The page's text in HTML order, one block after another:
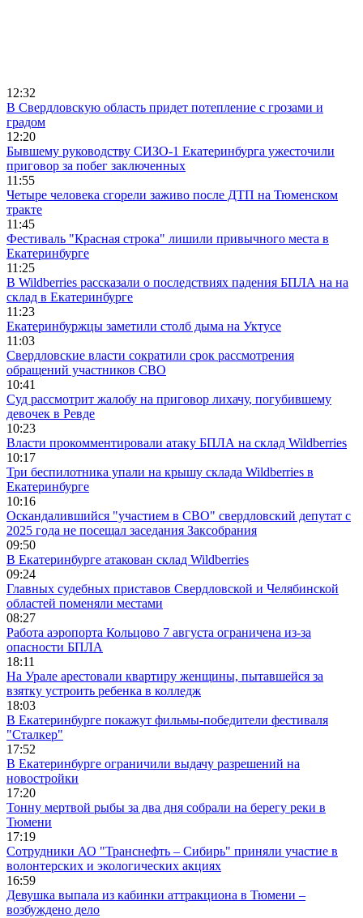
12:32
В Свердловскую область придет потепление с грозами и
градом
12:20
Бывшему руководству СИЗО-1 Екатеринбурга ужесточили
приговор за побег заключенных
11:55
Четыре человека сгорели заживо после ДТП на Тюменском
тракте
11:45
Фестиваль "Красная строка" лишили привычного места в
Екатеринбурге
11:25
В Wildberries рассказали о последствиях падения БПЛА на на
склад в Екатеринбурге
11:23
Екатеринбуржцы заметили столб дыма на Уктусе
11:03
Свердловские власти сократили срок рассмотрения
обращений участников СВО
10:41
Суд рассмотрит жалобу на приговор лихачу, погубившему
девочек в Ревде
10:23
Власти прокомментировали атаку БПЛА на склад Wildberries
10:17
Три беспилотника упали на крышу склада Wildberries в
Екатеринбурге
10:16
Оскандалившийся "участием в СВО" свердловский депутат с
2025 года не посещал заседания Заксобрания
09:50
В Екатеринбурге атакован склад Wildberries
09:24
Главных судебных приставов Свердловской и Челябинской
областей поменяли местами
08:27
Работа аэропорта Кольцово 7 августа ограничена из-за
опасности БПЛА
18:11
На Урале арестовали квартиру женщины, пытавшейся за
взятку устроить ребенка в колледж
18:03
В Екатеринбурге покажут фильмы-победители фестиваля
"Сталкер"
17:52
В Екатеринбурге ограничили выдачу разрешений на
новостройки
17:20
Тонну мертвой рыбы за два дня собрали на берегу реки в
Тюмени
17:19
Сотрудники АО "Транснефть – Сибирь" приняли участие в
волонтерских и экологических акциях
16:59
Девушка выпала из кабинки аттракциона в Тюмени –
возбуждено дело